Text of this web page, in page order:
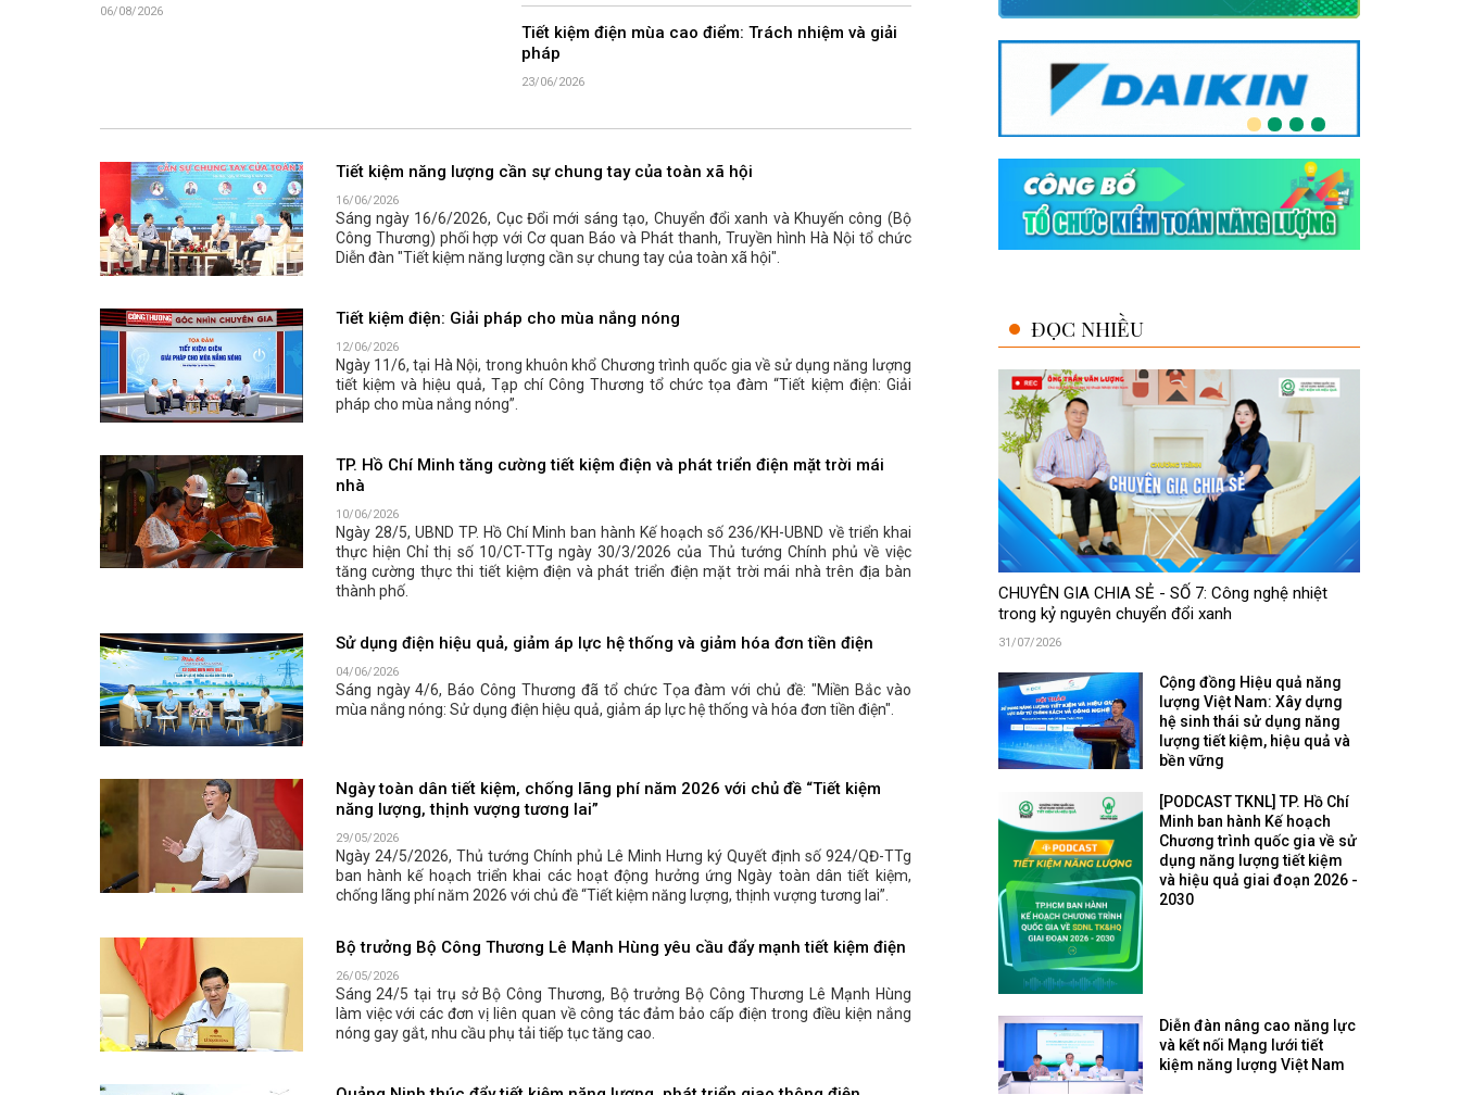
06/08/2026
Tiết kiệm điện mùa cao điểm: Trách nhiệm và giải
pháp
23/06/2026
Tiết kiệm năng lượng cần sự chung tay của toàn xã hội
16/06/2026
Sáng ngày 16/6/2026, Cục Đổi mới sáng tạo, Chuyển đổi xanh và Khuyến công (Bộ
Công Thương) phối hợp với Cơ quan Báo và Phát thanh, Truyền hình Hà Nội tổ chức
Diễn đàn "Tiết kiệm năng lượng cần sự chung tay của toàn xã hội".
Tiết kiệm điện: Giải pháp cho mùa nắng nóng
12/06/2026
Ngày 11/6, tại Hà Nội, trong khuôn khổ Chương trình quốc gia về sử dụng năng lượng
tiết kiệm và hiệu quả, Tạp chí Công Thương tổ chức tọa đàm “Tiết kiệm điện: Giải
pháp cho mùa nắng nóng”.
TP. Hồ Chí Minh tăng cường tiết kiệm điện và phát triển điện mặt trời mái
nhà
10/06/2026
Ngày 28/5, UBND TP. Hồ Chí Minh ban hành Kế hoạch số 236/KH-UBND về triển khai
thực hiện Chỉ thị số 10/CT-TTg ngày 30/3/2026 của Thủ tướng Chính phủ về việc
tăng cường thực thi tiết kiệm điện và phát triển điện mặt trời mái nhà trên địa bàn
thành phố.
Sử dụng điện hiệu quả, giảm áp lực hệ thống và giảm hóa đơn tiền điện
04/06/2026
Sáng ngày 4/6, Báo Công Thương đã tổ chức Tọa đàm với chủ đề: "Miền Bắc vào
mùa nắng nóng: Sử dụng điện hiệu quả, giảm áp lực hệ thống và hóa đơn tiền điện".
Ngày toàn dân tiết kiệm, chống lãng phí năm 2026 với chủ đề “Tiết kiệm
năng lượng, thịnh vượng tương lai”
29/05/2026
Ngày 24/5/2026, Thủ tướng Chính phủ Lê Minh Hưng ký Quyết định số 924/QĐ-TTg
ban hành kế hoạch triển khai các hoạt động hưởng ứng Ngày toàn dân tiết kiệm,
chống lãng phí năm 2026 với chủ đề “Tiết kiệm năng lượng, thịnh vượng tương lai”.
Bộ trưởng Bộ Công Thương Lê Mạnh Hùng yêu cầu đẩy mạnh tiết kiệm điện
26/05/2026
Sáng 24/5 tại trụ sở Bộ Công Thương, Bộ trưởng Bộ Công Thương Lê Mạnh Hùng
làm việc với các đơn vị liên quan về công tác đảm bảo cấp điện trong điều kiện nắng
nóng gay gắt, nhu cầu phụ tải tiếp tục tăng cao.
ĐỌC NHIỀU
CHUYÊN GIA CHIA SẺ - SỐ 7: Công nghệ nhiệt
trong kỷ nguyên chuyển đổi xanh
31/07/2026
Cộng đồng Hiệu quả năng
lượng Việt Nam: Xây dựng
hệ sinh thái sử dụng năng
lượng tiết kiệm, hiệu quả và
bền vững
[PODCAST TKNL] TP. Hồ Chí
Minh ban hành Kế hoạch
Chương trình quốc gia về sử
dụng năng lượng tiết kiệm
và hiệu quả giai đoạn 2026 -
2030
Diễn đàn nâng cao năng lực
và kết nối Mạng lưới tiết
kiệm năng lượng Việt Nam